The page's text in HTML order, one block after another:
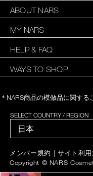
ABOUT NARS
MY NARS
HELP & FAQ
WAYS TO SHOP
＊NARS商品の模倣品に関する
SELECT COUNTRY / REGION
メンバー規約 | サイト利用
Copyright © NARS